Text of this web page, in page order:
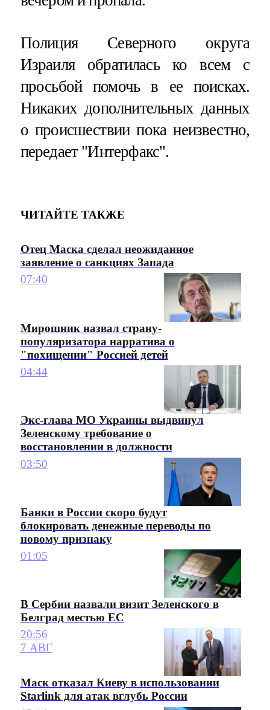
Полиция Северного округа
Израиля обратилась ко всем с
просьбой помочь в ее поисках.
Никаких дополнительных данных
о происшествии пока неизвестно,
передает "Интерфакс".
ЧИТАЙТЕ ТАКЖЕ
Отец Маска сделал неожиданное
заявление о санкциях Запада
07:40
Мирошник назвал страну-
популяризатора нарратива о
"похищении" Россией детей
04:44
Экс-глава МО Украины выдвинул
Зеленскому требование о
восстановлении в должности
03:50
Банки в России скоро будут
блокировать денежные переводы по
новому признаку
01:05
В Сербии назвали визит Зеленского в
Белград местью ЕС
20:56
7 АВГ
Маск отказал Киеву в использовании
Starlink для атак вглубь России